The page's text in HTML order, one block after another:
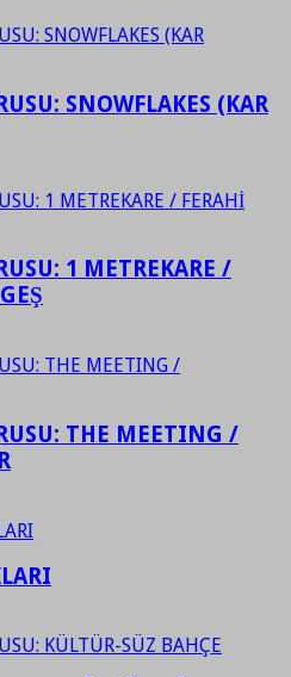
SNOWFLAKES (KAR
1 METREKARE /
THE MEETING /